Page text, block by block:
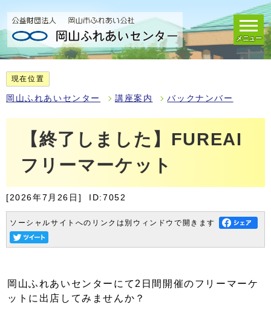
メニュー
現在位置
岡山ふれあいセンター 講座案内 バックナンバー
【終了しました】FUREAI
フリーマーケット
[2026年7月26日] ID:7052
ソーシャルサイトへのリンクは別ウィンドウで開きます
岡山ふれあいセンターにて2日間開催のフリーマーケ
ットに出店してみませんか？